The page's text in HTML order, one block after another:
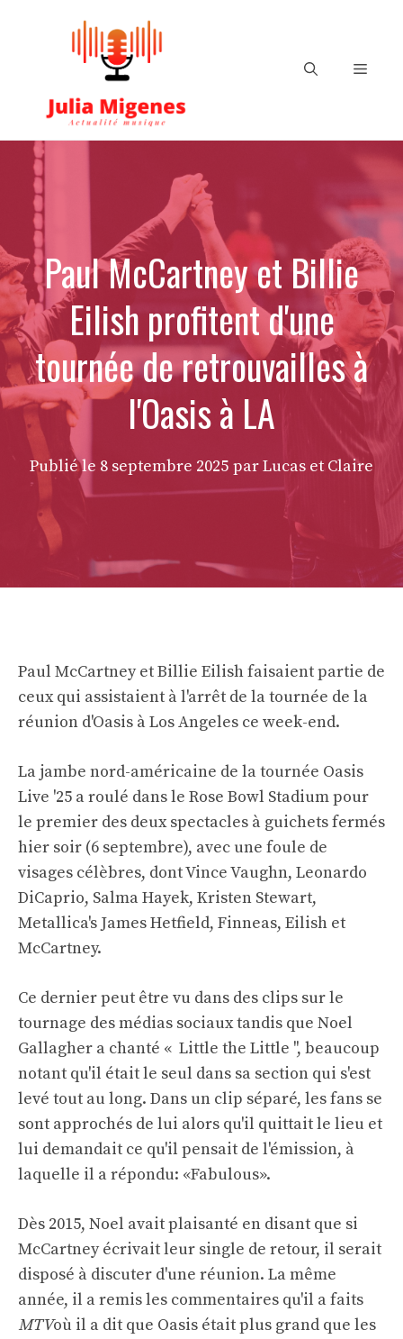
Menu
Paul McCartney et Billie
Eilish profitent d'une
tournée de retrouvailles à
l'Oasis à LA
Publié le 8 septembre 2025 par Lucas et Claire
Paul McCartney et Billie Eilish faisaient partie de
ceux qui assistaient à l'arrêt de la tournée de la
réunion d'Oasis à Los Angeles ce week-end.
La jambe nord-américaine de la tournée Oasis
Live '25 a roulé dans le Rose Bowl Stadium pour
le premier des deux spectacles à guichets fermés
hier soir (6 septembre), avec une foule de
visages célèbres, dont Vince Vaughn, Leonardo
DiCaprio, Salma Hayek, Kristen Stewart,
Metallica's James Hetfield, Finneas, Eilish et
McCartney.
Ce dernier peut être vu dans des clips sur le
tournage des médias sociaux tandis que Noel
Gallagher a chanté « Little the Little '', beaucoup
notant qu'il était le seul dans sa section qui s'est
levé tout au long. Dans un clip séparé, les fans se
sont approchés de lui alors qu'il quittait le lieu et
lui demandait ce qu'il pensait de l'émission, à
laquelle il a répondu: «Fabulous».
Dès 2015, Noel avait plaisanté en disant que si
McCartney écrivait leur single de retour, il serait
disposé à discuter d'une réunion. La même
année, il a remis les commentaires qu'il a faits
MTVoù il a dit que Oasis était plus grand que les